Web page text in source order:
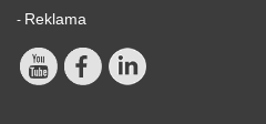
- Reklama